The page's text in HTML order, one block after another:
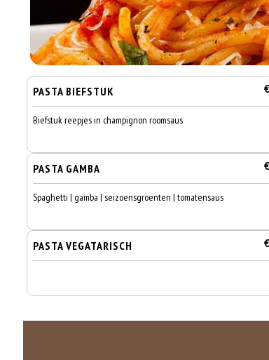
PASTA BIEFSTUK
Biefstuk reepjes in champignon roomsaus
PASTA GAMBA
Spaghetti | gamba | seizoensgroenten | tomatensaus
PASTA VEGATARISCH